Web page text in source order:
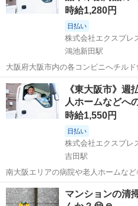
時給1,280円
日払い
株式会社エクスプレ
鴻池新田駅
大阪府大阪市内の各コンビニへチルド
回戦10件程）を配送します。★ ▼△ 日収例 △▼ 14,400円～16,300
大阪 東大阪市 鴻池新田駅
《東大阪市》週
人ホームなどへ
時給1,550円
日払い
株式会社エクスプレ
吉田駅
南大阪エリアの病院や老人ホームな
1回戦（10件程）を配送します。＼ト
す！／★ ▼△ 日収例 △▼ 12,400円～ ▼△ 月収例 △▼
大阪 東大阪市 ド
マンションの清